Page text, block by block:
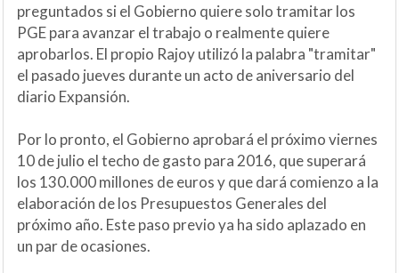
preguntados si el Gobierno quiere solo tramitar los
PGE para avanzar el trabajo o realmente quiere
aprobarlos. El propio Rajoy utilizó la palabra "tramitar"
el pasado jueves durante un acto de aniversario del
diario Expansión.
Por lo pronto, el Gobierno aprobará el próximo viernes
10 de julio el techo de gasto para 2016, que superará
los 130.000 millones de euros y que dará comienzo a la
elaboración de los Presupuestos Generales del
próximo año. Este paso previo ya ha sido aplazado en
un par de ocasiones.